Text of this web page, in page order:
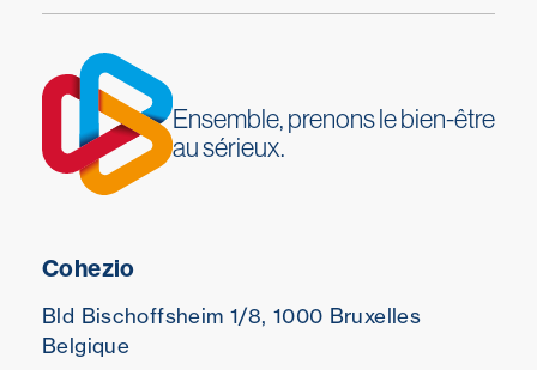
Ensemble, prenons le bien-être
au sérieux.
Cohezio
Bld Bischoffsheim 1/8, 1000 Bruxelles
Belgique